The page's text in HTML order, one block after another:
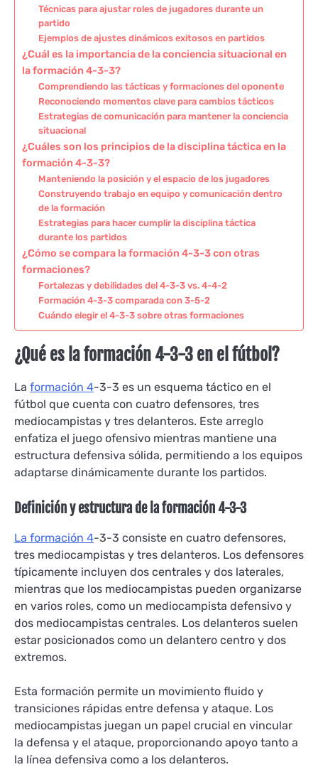
Técnicas para ajustar roles de jugadores durante un
partido
Ejemplos de ajustes dinámicos exitosos en partidos
¿Cuál es la importancia de la conciencia situacional en
la formación 4-3-3?
Comprendiendo las tácticas y formaciones del oponente
Reconociendo momentos clave para cambios tácticos
Estrategias de comunicación para mantener la conciencia
situacional
¿Cuáles son los principios de la disciplina táctica en la
formación 4-3-3?
Manteniendo la posición y el espacio de los jugadores
Construyendo trabajo en equipo y comunicación dentro
de la formación
Estrategias para hacer cumplir la disciplina táctica
durante los partidos
¿Cómo se compara la formación 4-3-3 con otras
formaciones?
Fortalezas y debilidades del 4-3-3 vs. 4-4-2
Formación 4-3-3 comparada con 3-5-2
Cuándo elegir el 4-3-3 sobre otras formaciones
¿Qué es la formación 4-3-3 en el fútbol?
La formación 4-3-3 es un esquema táctico en el
fútbol que cuenta con cuatro defensores, tres
mediocampistas y tres delanteros. Este arreglo
enfatiza el juego ofensivo mientras mantiene una
estructura defensiva sólida, permitiendo a los equipos
adaptarse dinámicamente durante los partidos.
Definición y estructura de la formación 4-3-3
La formación 4-3-3 consiste en cuatro defensores,
tres mediocampistas y tres delanteros. Los defensores
típicamente incluyen dos centrales y dos laterales,
mientras que los mediocampistas pueden organizarse
en varios roles, como un mediocampista defensivo y
dos mediocampistas centrales. Los delanteros suelen
estar posicionados como un delantero centro y dos
extremos.
Esta formación permite un movimiento fluido y
transiciones rápidas entre defensa y ataque. Los
mediocampistas juegan un papel crucial en vincular
la defensa y el ataque, proporcionando apoyo tanto a
la línea defensiva como a los delanteros.